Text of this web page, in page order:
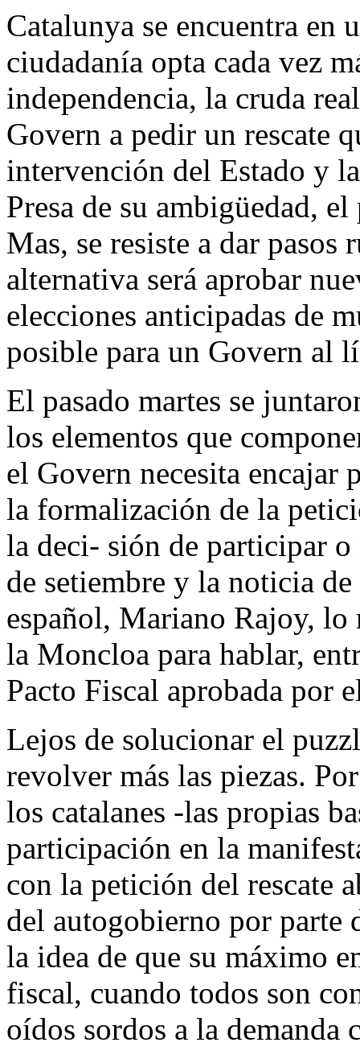
Catalunya se encuentra en
ciudadanía opta cada vez
independencia, la cruda
Govern a pedir un rescate
intervención del Estado y
Presa de su ambigüedad,
Mas, se resiste a dar pasos
alternativa será aprobar
elecciones anticipadas de
posible para un Govern al
El pasado martes se
los elementos que
el Govern necesita encajar
la formalización de la
la deci- sión de participar
de setiembre y la noticia
español, Mariano Rajoy, lo
la Moncloa para hablar,
Pacto Fiscal aprobada por
Lejos de solucionar el
revolver más las piezas.
los catalanes -las propias
participación en la
con la petición del rescate
del autogobierno por
la idea de que su máximo
fiscal, cuando todos son
oídos sordos a la demanda